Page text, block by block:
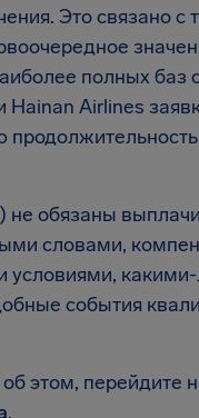
Это связано с
полных баз
Airlines
обязаны
словами,
события
этом, перейдите
.